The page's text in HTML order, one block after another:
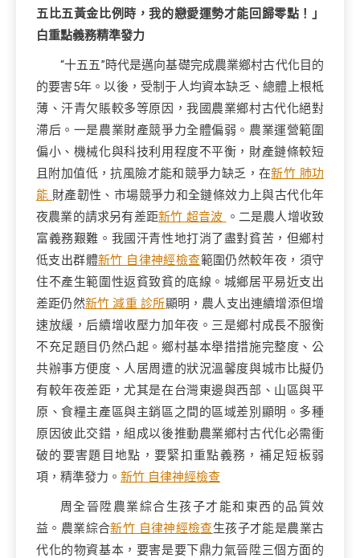
五比五黃金比例時，我的戀愛運勢才能回歸零點！」
白重點義務精準發力
“十五五”時代是邁向基礎完成農業鄉村古代化目的
的要害5年。以後，受制于人均資本缺乏、總體上根柢
薄、汗青欠賬較多等原因，我國農業鄉村古代化絕對
滯后。一是農業財產競爭力全體偏弱。農業運營範圍
偏小、機械化與科技利用程度不平衡，財產鏈條較短
且附加值低，抗風險才能和競爭力缺乏，在新竹 肺功
能 財產韌性、市場競爭力和全鏈條效力上與古代化年
夜農業的請求另有差距新竹 超音波 。二是農人增收致
富義務艱難。我國汗青性地打消了盡對貧苦，但鄉村
低支出群體新竹 自律神經檢查範圍仍然較年夜，須守
住不產生範圍性返貧致貧的底線。城鄉居平易近支出
差距仍然新竹 減重 診所顯明，農人支出連續增添但增
速放緩，后續增收壓力加年夜。三是鄉村成長不服衡
不充足題目仍然凸起。鄉村基本舉措措施完整度、公
共辦事方便度、人居周遭的狀況溫馨度與城市比擬仍
有較年夜差距，尤其是在台灣東邊與西部、山區與平
原、食糧主產區與主銷區之間的區域差別顯明。多種
原因彼此交錯，組成以後推動農業鄉村古代化必需衝
破的要害題目地點，要緊扣重點義務，補足短板弱
項，精準發力。 新竹 自律神經檢查
周全晉陞農業綜合生孩子才能和東西的品質效
益。農業綜合新竹 自律神經檢查生孩子才能是農業古
代化的物資基本，要害是要下鼎力氣晉陞三個方面的